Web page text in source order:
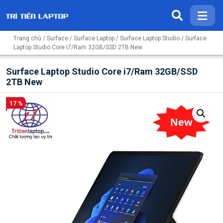
Trang chủ / Surface / Surface Laptop / Surface Laptop Studio / Surface
Laptop Studio Core i7/Ram 32GB/SSD 2TB New
Surface Laptop Studio Core i7/Ram 32GB/SSD
2TB New
17 %